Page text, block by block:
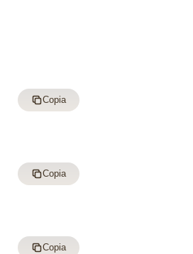
Copia
Copia
Copia